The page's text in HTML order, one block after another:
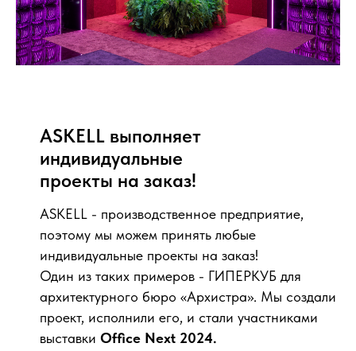
ASKELL выполняет
индивидуальные
проекты на заказ!
ASKELL - производственное предприятие,
поэтому мы можем принять любые
индивидуальные проекты на заказ!
Один из таких примеров - ГИПЕРКУБ для
архитектурного бюро «Архистра». Мы создали
проект, исполнили его, и стали участниками
выставки Office Next 2024.